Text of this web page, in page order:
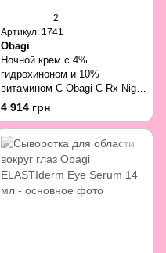
2
Артикул: 1741
Obagi
Ночной крем с 4%
гидрохиноном и 10%
витамином C Obagi-C Rx Night
Cream with vitamin C and
hydroquinone 57 г
4 914 грн